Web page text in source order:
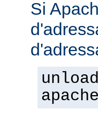
Si